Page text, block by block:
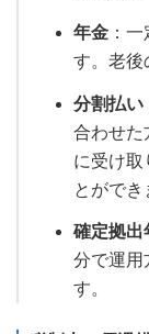
年金 ：
す。老後
分割払い
合わせた
に受け取
とができ
確定拠出
分で運用
す。